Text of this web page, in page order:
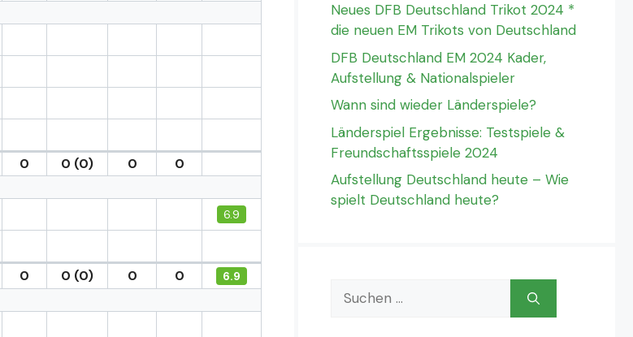
0 0 (0) 0 0
6.9
0 0 (0) 0 0
6.9
Neues DFB Deutschland Trikot 2024 *
die neuen EM Trikots von Deutschland
DFB Deutschland EM 2024 Kader,
Aufstellung & Nationalspieler
Wann sind wieder Länderspiele?
Länderspiel Ergebnisse: Testspiele &
Freundschaftsspiele 2024
Aufstellung Deutschland heute – Wie
spielt Deutschland heute?
Suchen
nach: